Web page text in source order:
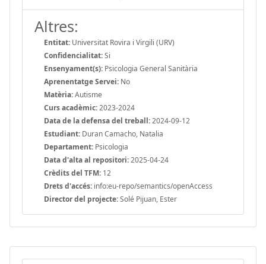
Altres:
Entitat: Universitat Rovira i Virgili (URV)
Confidencialitat:Si
Ensenyament(s): Psicologia General Sanitària
Aprenentatge Servei: No
Matèria:Autisme
Curs acadèmic:2023-2024
Data de la defensa del treball:2024-09-12
Estudiant: Duran Camacho, Natalia
Departament: Psicologia
Data d'alta al repositori:2025-04-24
Crèdits del TFM: 12
Drets d'accés: info:eu-repo/semantics/openAccess
Director del projecte:Solé Pijuan, Ester